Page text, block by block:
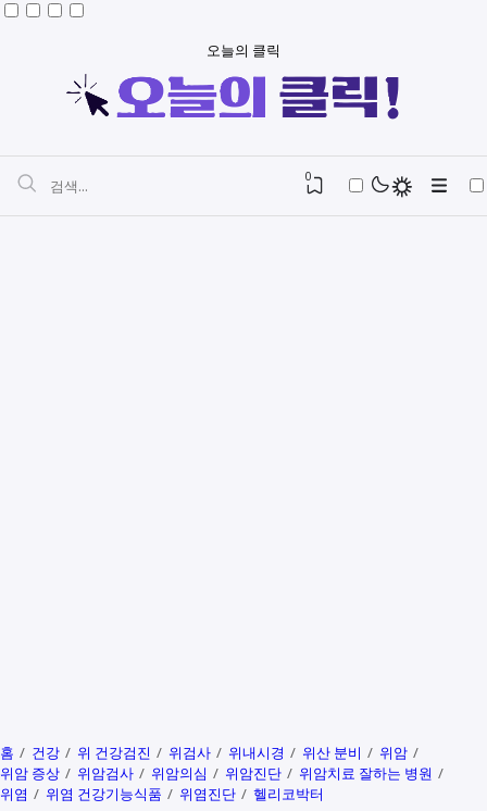
오늘의 클릭
0
홈 건강 위 건강검진 위검사 위내시경 위산 분비
위암
위암 증상
위암검사 위암의심 위암진단
위암치료 잘하는 병원
위염
위염 건강기능식품 위염진단 헬리코박터